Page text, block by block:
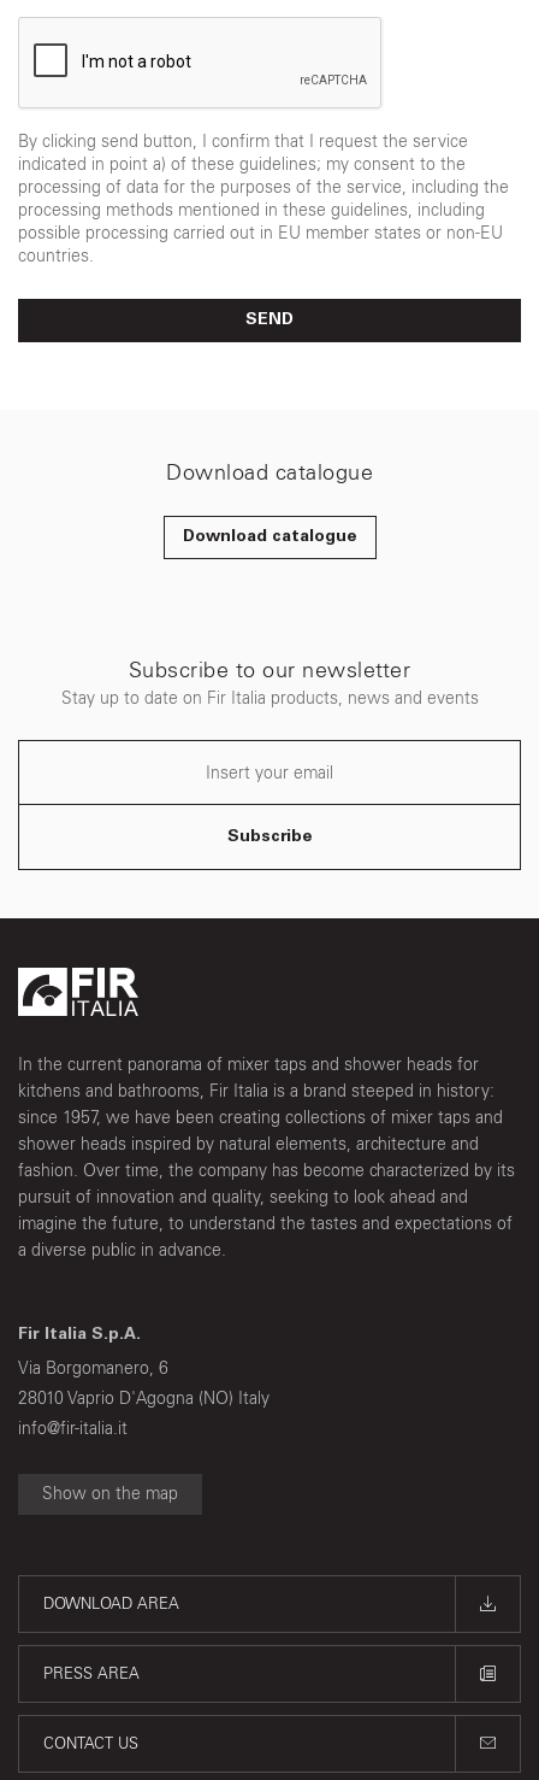
By clicking send button, I confirm that I request the service
indicated in point a) of these guidelines; my consent to the
processing of data for the purposes of the service, including the
processing methods mentioned in these guidelines, including
possible processing carried out in EU member states or non-EU
countries.
SEND
Download catalogue
Download catalogue
Subscribe to our newsletter
Stay up to date on Fir Italia products, news and events
Subscribe
In the current panorama of mixer taps and shower heads for
kitchens and bathrooms, Fir Italia is a brand steeped in history:
since 1957, we have been creating collections of mixer taps and
shower heads inspired by natural elements, architecture and
fashion. Over time, the company has become characterized by its
pursuit of innovation and quality, seeking to look ahead and
imagine the future, to understand the tastes and expectations of
a diverse public in advance.
Fir Italia S.p.A.
Via Borgomanero, 6
28010 Vaprio D'Agogna (NO) Italy
info@fir-italia.it
Show on the map
DOWNLOAD AREA
PRESS AREA
CONTACT US